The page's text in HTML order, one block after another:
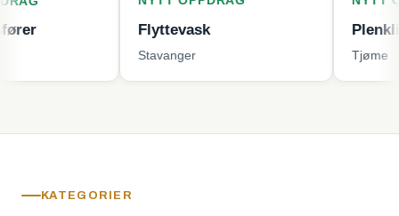
Flyttevask Plenklipping
KATEGORIER